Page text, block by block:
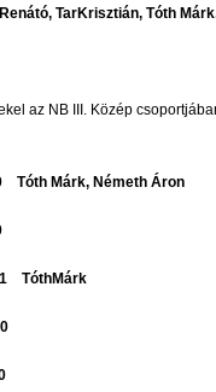
Renátó, TarKrisztián,
az NB III. Közép
Márk, Németh Áron
TóthMárk